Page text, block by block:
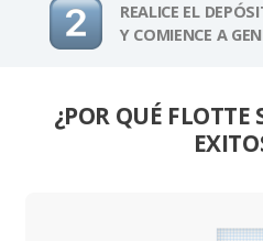
REALICE EL
Y COMIENCE A
¿POR QUÉ FLOTTE